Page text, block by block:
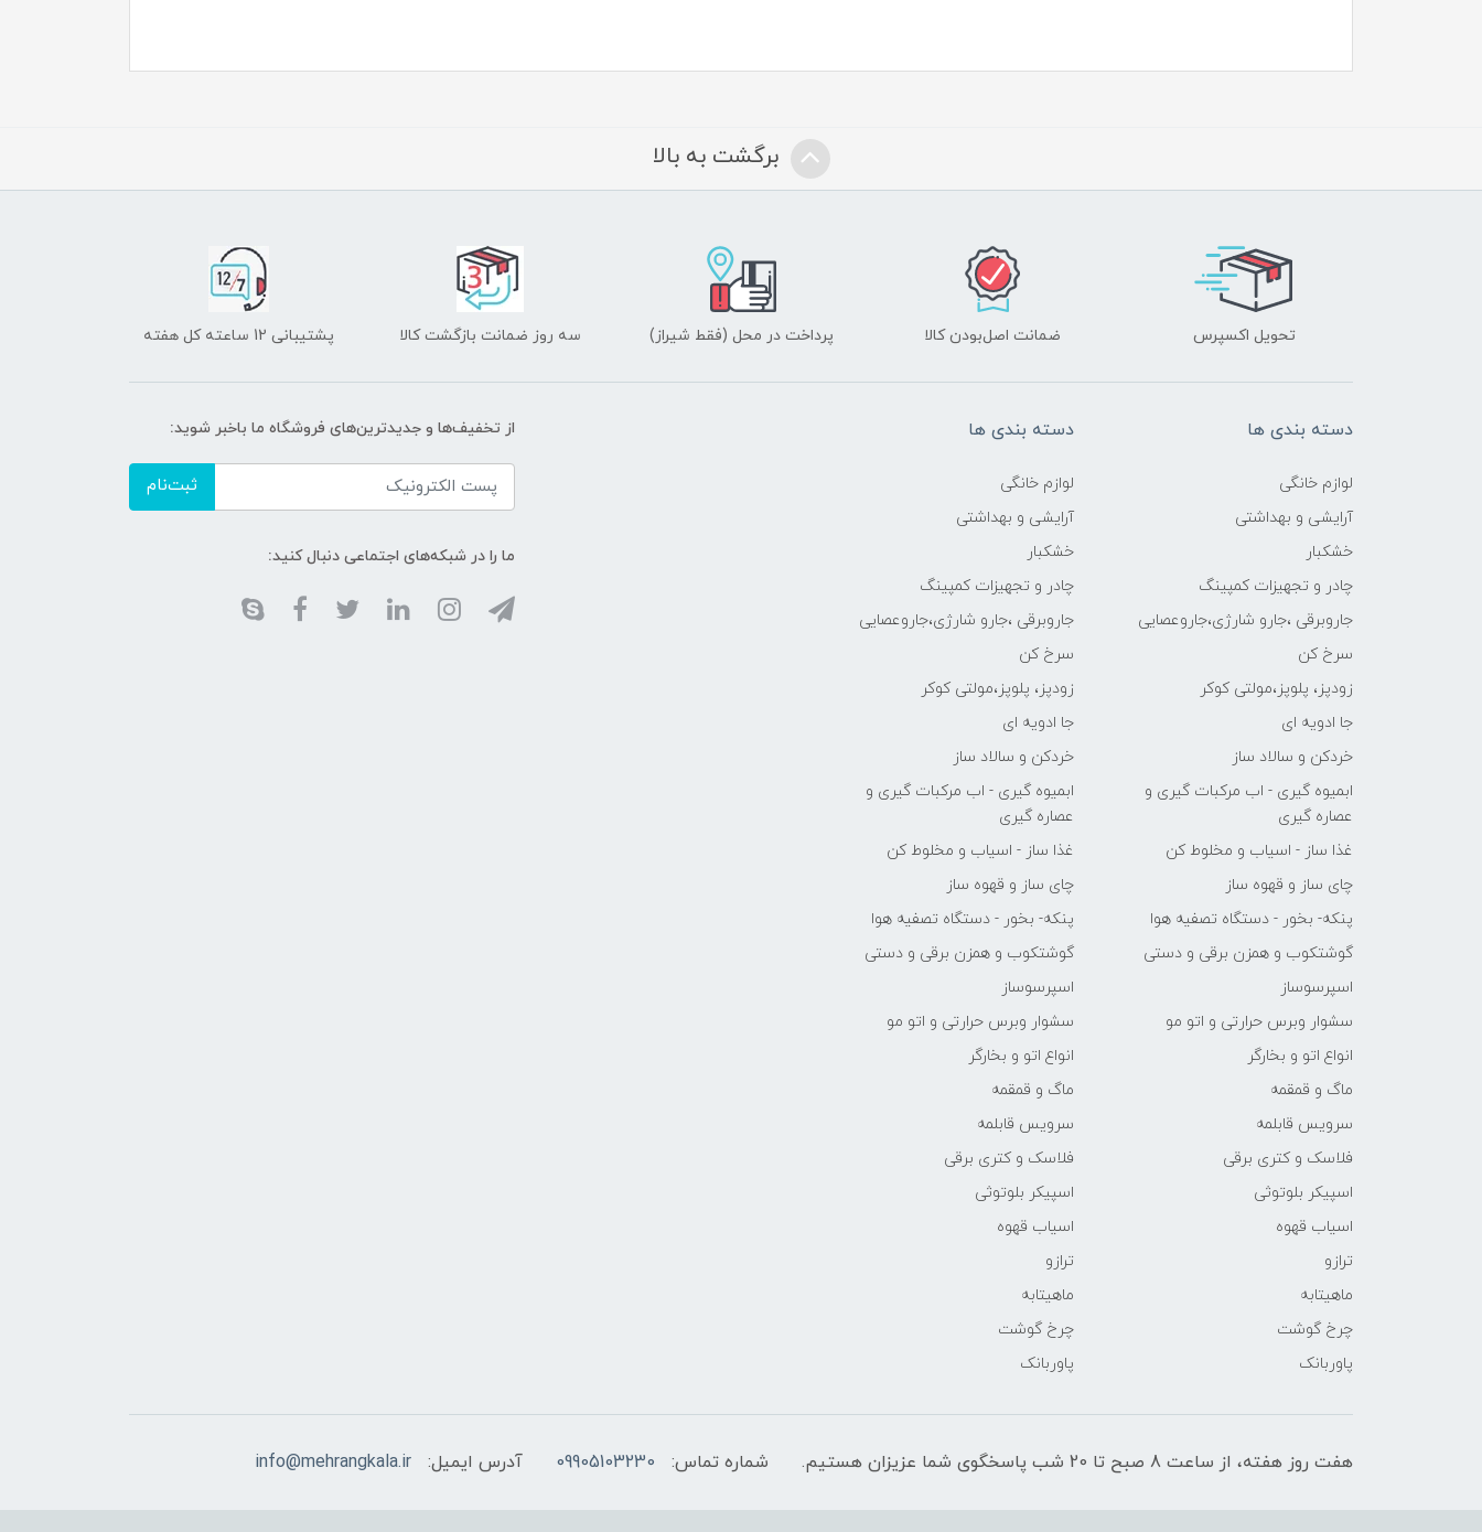
برگشت به بالا
تحویل اکسپرس ضمانت اصل‌بودن کالا پرداخت در محل (فقط شیراز) سه روز ضمانت بازگشت کالا پشتیبانی 12 ساعته کل هفته
دسته بندی ها
لوازم خانگی
آرایشی و بهداشتی
خشکبار
چادر و تجهیزات کمپینگ
جاروبرقی ،جارو شارژی،جاروعصایی
سرخ کن
زودپز، پلوپز،مولتی کوکر
جا ادویه ای
خردکن و سالاد ساز
ابمیوه گیری - اب مرکبات گیری و
عصاره گیری
غذا ساز - اسیاب و مخلوط کن
چای ساز و قهوه ساز
پنکه- بخور - دستگاه تصفیه هوا
گوشتکوب و همزن برقی و دستی
اسپرسوساز
سشوار وبرس حرارتی و اتو مو
انواع اتو و بخارگر
ماگ و قمقمه
سرویس قابلمه
فلاسک و کتری برقی
اسپیکر بلوتوثی
اسیاب قهوه
ترازو
ماهیتابه
چرخ گوشت
پاوربانک
دسته بندی ها
لوازم خانگی
آرایشی و بهداشتی
خشکبار
چادر و تجهیزات کمپینگ
جاروبرقی ،جارو شارژی،جاروعصایی
سرخ کن
زودپز، پلوپز،مولتی کوکر
جا ادویه ای
خردکن و سالاد ساز
ابمیوه گیری - اب مرکبات گیری و
عصاره گیری
غذا ساز - اسیاب و مخلوط کن
چای ساز و قهوه ساز
پنکه- بخور - دستگاه تصفیه هوا
گوشتکوب و همزن برقی و دستی
اسپرسوساز
سشوار وبرس حرارتی و اتو مو
انواع اتو و بخارگر
ماگ و قمقمه
سرویس قابلمه
فلاسک و کتری برقی
اسپیکر بلوتوثی
اسیاب قهوه
ترازو
ماهیتابه
چرخ گوشت
پاوربانک
از تخفیف‌ها و جدیدترین‌های فروشگاه ما باخبر شوید:
ثبت‌نام
ما را در شبکه‌های اجتماعی دنبال کنید:
هفت روز هفته، از ساعت 8 صبح تا 20 شب پاسخگوی شما عزیزان هستیم. شماره تماس: 09905103230 آدرس ایمیل: info@mehrangkala.ir